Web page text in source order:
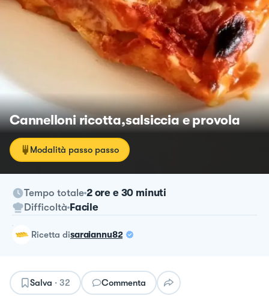
Cannelloni ricotta,salsiccia e provola
Modalità passo passo
Tempo totale 2 ore e 30 minuti
Difficoltà Facile
ricetta disaraiannu82
Salva · 32 Commenta